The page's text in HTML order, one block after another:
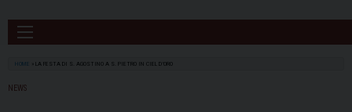
HOME LA FESTA DI S. AGOSTINO A S. PIETRO IN CIEL D’ORO
NEWS